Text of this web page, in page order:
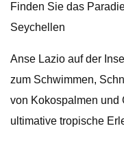
Finden Sie das
Seychellen
Anse Lazio auf der
zum Schwimmen,
von Kokospalmen und
ultimative tropische